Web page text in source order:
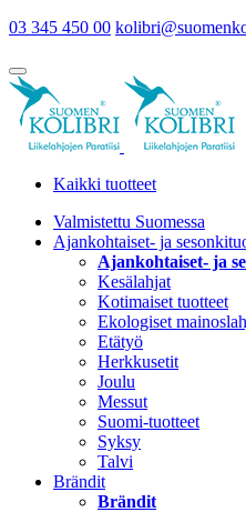
03 345 450 00
Kaikki tuotteet
Valmistettu Suomessa
Ajankohtaiset- ja
Ajankohtaiset- ja
Kesälahjat
Kotimaiset tuotteet
Ekologiset
Etätyö
Herkkusetit
Joulu
Messut
Suomi-tuotteet
Syksy
Talvi
Brändit
Brändit